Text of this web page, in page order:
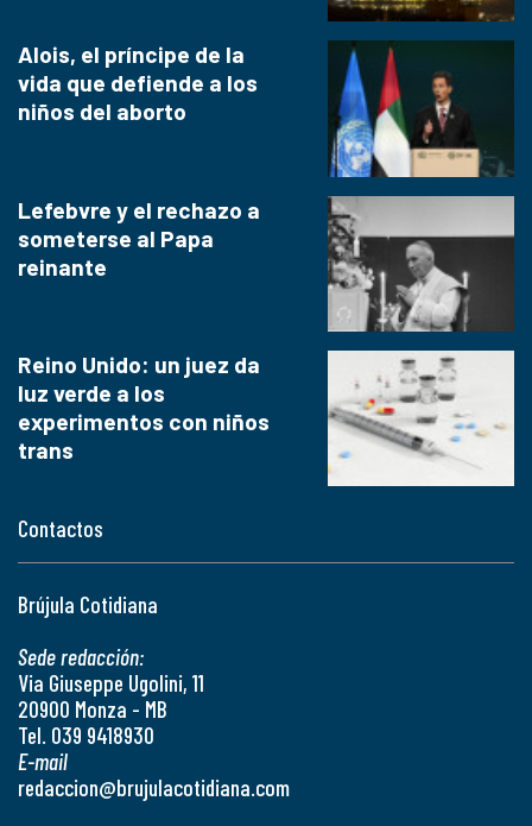
Contactos
Brújula Cotidiana
Sede redacción:
Via Giuseppe Ugolini, 11
20900 Monza - MB
Tel. 039 9418930
E-mail
redaccion@brujulacotidiana.com
Alois, el príncipe de la
vida que defiende a los
niños del aborto
Lefebvre y el rechazo a
someterse al Papa
reinante
Reino Unido: un juez da
luz verde a los
experimentos con niños
trans